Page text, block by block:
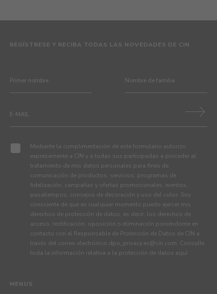
MENUS
REGÍSTRESE Y RECIBA TODAS LAS NOVEDADES DE CIN
Mediante la cumplimentación de este formulario autorizo
expresamente a CIN y a todas sus participadas a proceder al
tratamiento de mis datos personales para fines de
comunicación de productos, servicios, programas de
fidelización, campañas y ofertas promocionales, eventos,
pasatiempos, consejos de decoración y uso del color. Soy
consciente de que en cualquier momento puedo ejercer mis
derechos de protección de datos, es decir, los derechos de
acceso, rectificación, oposición o eliminación poniéndome en
contacto con el Responsable de Protección de Datos de CIN a
través del correo electrónico dpo_privacy.es@cin.com. Consulte
toda la información relativa a la protección de datos aquí.